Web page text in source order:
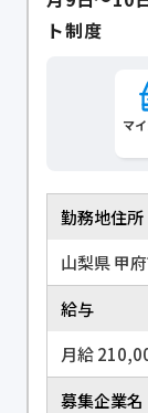
ト制度
マ
勤務地住所
山梨県 甲
給与
月給
募集企業名